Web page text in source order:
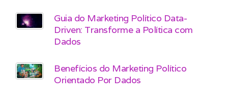
Guia do Marketing Político Data-
Driven: Transforme a Política com
Dados
Benefícios do Marketing Político
Orientado Por Dados